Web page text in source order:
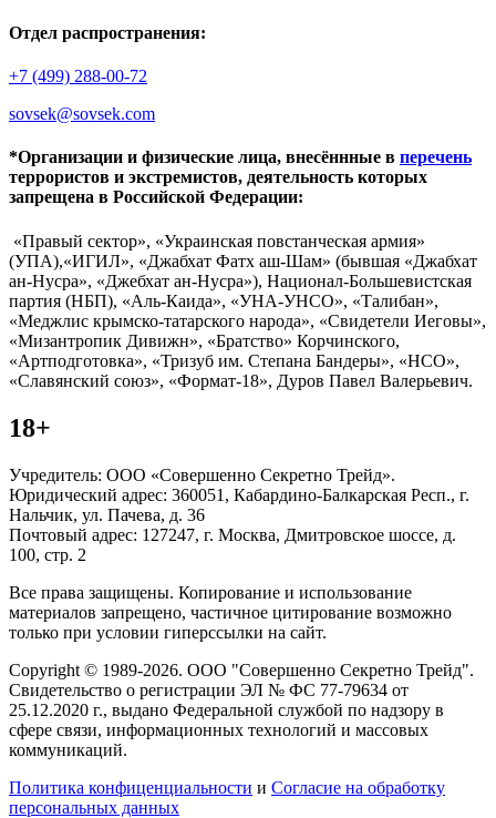
Отдел распространения:
+7 (499) 288-00-72
sovsek@sovsek.com
*Организации и физические лица, внесённные в перечень
террористов и экстремистов, деятельность которых
запрещена в Российской Федерации:
«Правый сектор», «Украинская повстанческая армия»
(УПА),«ИГИЛ», «Джабхат Фатх аш-Шам» (бывшая «Джабхат
ан-Нусра», «Джебхат ан-Нусра»), Национал-Большевистская
партия (НБП), «Аль-Каида», «УНА-УНСО», «Талибан»,
«Меджлис крымско-татарского народа», «Свидетели Иеговы»,
«Мизантропик Дивижн», «Братство» Корчинского,
«Артподготовка», «Тризуб им. Степана Бандеры», «НСО»,
«Славянский союз», «Формат-18», Дуров Павел Валерьевич.
18+
Учредитель: ООО «Совершенно Секретно Трейд».
Юридический адрес: 360051, Кабардино-Балкарская Респ., г.
Нальчик, ул. Пачева, д. 36
Почтовый адрес: 127247, г. Москва, Дмитровское шоссе, д.
100, стр. 2
Все права защищены. Копирование и использование
материалов запрещено, частичное цитирование возможно
только при условии гиперссылки на сайт.
Copyright © 1989-2026. ООО "Совершенно Секретно Трейд".
Свидетельство о регистрации ЭЛ № ФС 77-79634 от
25.12.2020 г., выдано Федеральной службой по надзору в
сфере связи, информационных технологий и массовых
коммуникаций.
Политика конфиценциальности и Согласие на обработку
персональных данных